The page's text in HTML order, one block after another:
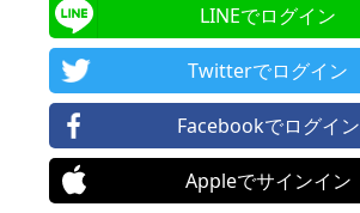
LINEでログイン
Twitterでログイン
Facebookでログイン
Appleでサインイン